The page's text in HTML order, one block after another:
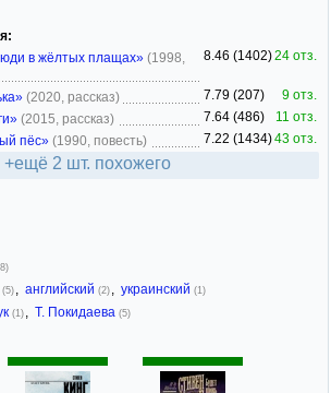
в жёлтых плащах» (1998,
8.46 (1402)24 отз.
(2020, рассказ) 7.79 (207)
9 отз.
(2015, рассказ) 7.64 (486)
11 отз.
пёс» (1990, повесть) 7.22 (1434)43 отз.
+ещё 2 шт. похожего
(5) , английский (2) , украинский (1)
(1) , Т. Покидаева (5)